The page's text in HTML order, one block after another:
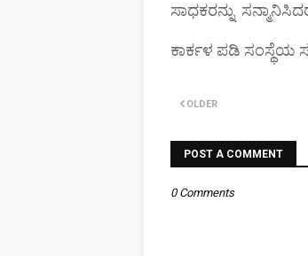
ಸಾಧಕರನ್ನು
ಕಾರ್ಕಳ ಪಡಿ ಸಂಸ್ಥೆಯ
OLDER
POST A COMMENT
0 Comments